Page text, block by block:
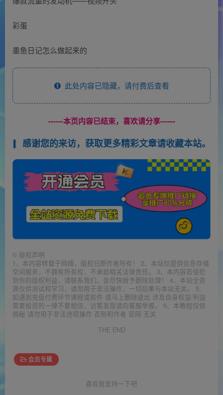
彩蛋
墨鱼日记怎么做起来的
此处内容已隐藏，请付费后查看
------本页内容已结束，喜欢请分享------
感谢您的来访，获取更多精彩文章请收藏本站。
© 版权声明
1、本内容转载于网络，版权归原作者所有！ 2、本站仅提供信息存储
空间服务，不拥有所有权，不承担相关法律责任。 3、本内容若侵犯
到你的版权利益，请联系我们，会尽快给予删除处理！ 4、本站全资
源仅供测试和学习，请勿用于非法操作，一切后果与本站无关。 5、
如遇到充值付费环节课程或软件 请马上删除退出 涉及自身权益/利益
需要投资的一律不要相信，访客发现请向客服举报。 6、本教程仅供
揭秘 请勿用于非法违规操作 否则和作者 官网 无关
THE END
会员专属
喜欢就支持一下吧